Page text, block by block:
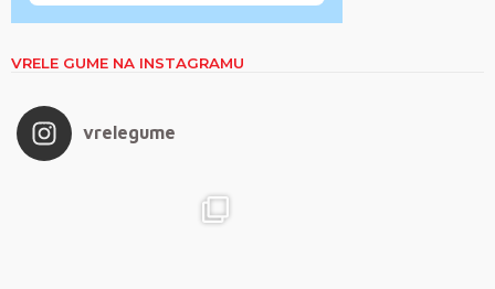
VRELE GUME NA INSTAGRAMU
vrelegume